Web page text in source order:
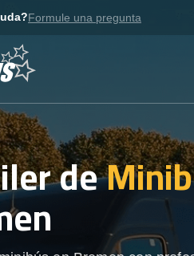
Formule una pregunta
de